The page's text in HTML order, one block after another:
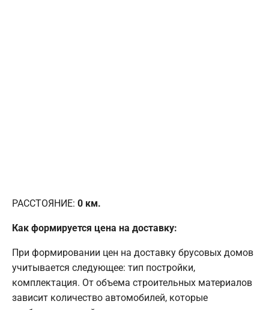
РАССТОЯНИЕ: 0 км.
Как формируется цена на доставку:
При формировании цен на доставку брусовых домов
учитывается следующее: тип постройки,
комплектация. От объема строительных материалов
зависит количество автомобилей, которые